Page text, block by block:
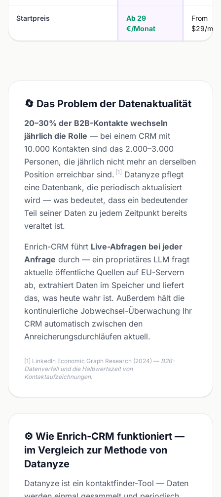
Startpreis
Ab 29
€/Monat
From
$29/
🔄 Das Problem der Datenaktualität
20–30% der B2B-Kontakte wechseln
jährlich die Rolle — bei einem CRM mit
10.000 Kontakten sind das 2.000–3.000
Personen, die jährlich nicht mehr an derselben
Position erreichbar sind. [1] Datanyze pflegt
eine Datenbank, die periodisch aktualisiert
wird — was bedeutet, dass ein bedeutender
Teil seiner Daten zu jedem Zeitpunkt bereits
veraltet ist.
Enrich-CRM führt Live-Abfragen bei jeder
Anfrage durch — ein proprietäres LLM fragt
aktuelle öffentliche Quellen auf EU-Servern
ab, extrahiert Daten im Speicher und liefert
das, was heute wahr ist. Außerdem hält die
kontinuierliche Jobwechsel-Überwachung Ihr
CRM automatisch zwischen den
Anreicherungsdurchläufen aktuell.
[1] LinkedIn Economic Graph Research (2024) — B2B-
Datenverfall und die Halbwertszeit von
Kontaktaufzeichnungen.
⚙️ Wie Enrich-CRM funktioniert —
im Vergleich zur Methode von
Datanyze
Datanyze ist ein kontaktfinder-Tool — Daten